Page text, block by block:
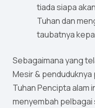
tiada siapa
Tuhan dan
taubatnya
Sebagaimana yang
Mesir & penduduknya
Tuhan Pencipta alam
menyembah pelbagai